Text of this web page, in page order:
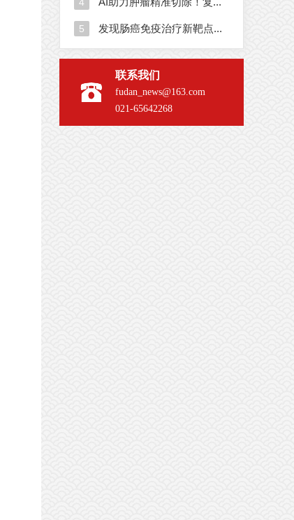
联系我们
fudan_news@163.com
021-65642268